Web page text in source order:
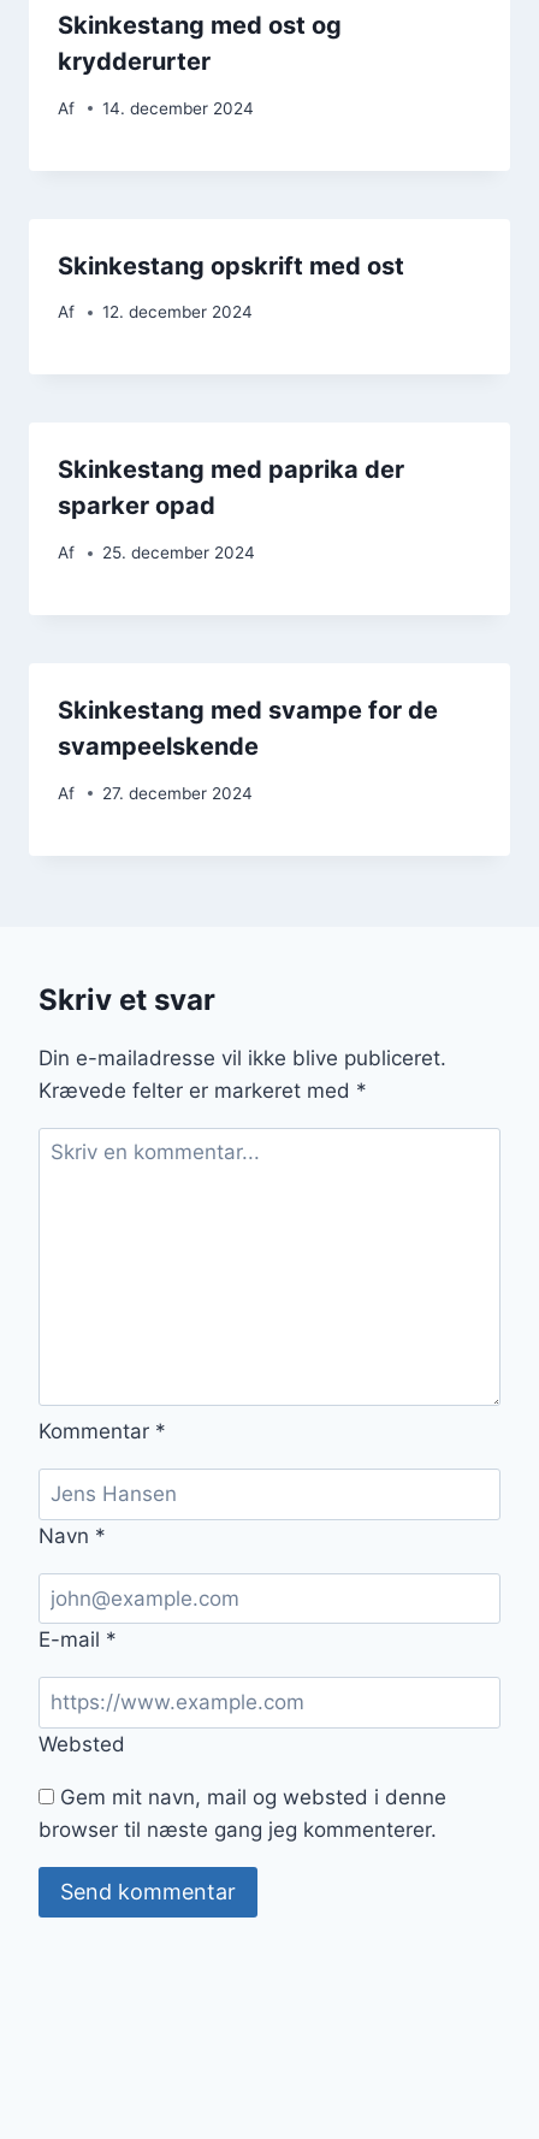
Skinkestang med ost og
krydderurter
Af 14. december 2024
Skinkestang opskrift med ost
Af 12. december 2024
Skinkestang med paprika der
sparker opad
Af 25. december 2024
Skinkestang med svampe for de
svampeelskende
Af 27. december 2024
Skriv et svar
Din e-mailadresse vil ikke blive publiceret.
Krævede felter er markeret med *
Kommentar *
Navn *
E-mail *
Websted
Gem mit navn, mail og websted i denne
browser til næste gang jeg kommenterer.